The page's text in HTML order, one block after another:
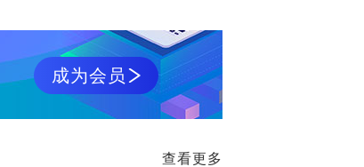
成为会员
查看更多